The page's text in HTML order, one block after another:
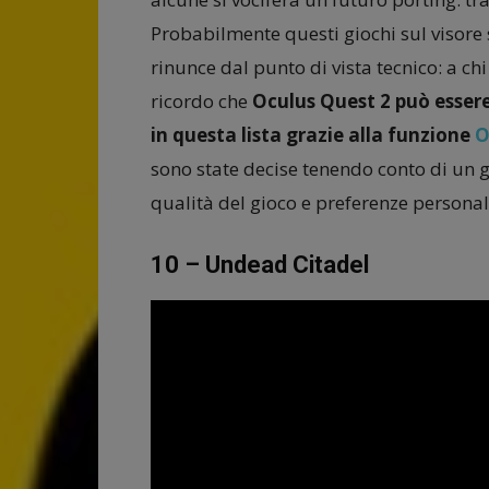
Probabilmente questi giochi sul
rinunce dal punto di vista tecnico: a
ricordo che Oculus Quest 2 può
in questa lista grazie alla funzione
sono state decise tenendo conto di un
qualità del gioco e preferenze
10 – Undead Citadel